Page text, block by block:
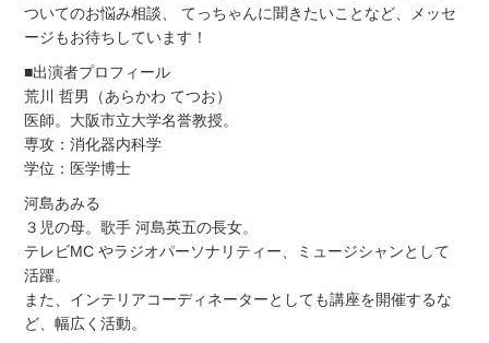
ついてのお悩み相談、 てっちゃんに聞きたいことなど、メッセ
ージもお待ちしています！
■出演者プロフィール
荒川 哲男（あらかわ てつお）
医師。大阪市立大学名誉教授。
専攻：消化器内科学
学位：医学博士
河島あみる
３児の母。歌手 河島英五の長女。
テレビMC やラジオパーソナリティー、ミュージシャンとして
活躍。
また、インテリアコーディネーターとしても講座を開催するな
ど、幅広く活動。